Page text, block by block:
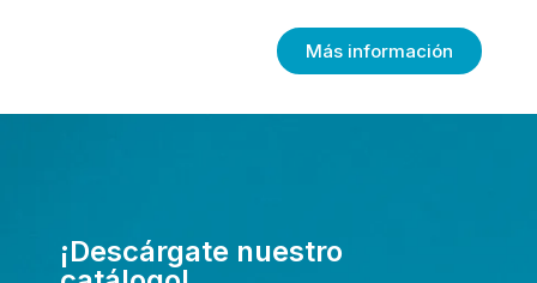
Más información
¡Descárgate nuestro